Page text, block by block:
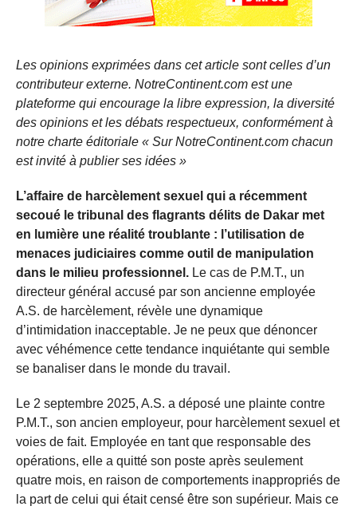
Les opinions exprimées dans cet article sont celles d’un
contributeur externe. NotreContinent.com est une
plateforme qui encourage la libre expression, la diversité
des opinions et les débats respectueux, conformément à
notre charte éditoriale « Sur NotreContinent.com chacun
est invité à publier ses idées »
L’affaire de harcèlement sexuel qui a récemment
secoué le tribunal des flagrants délits de Dakar met
en lumière une réalité troublante : l’utilisation de
menaces judiciaires comme outil de manipulation
dans le milieu professionnel. Le cas de P.M.T., un
directeur général accusé par son ancienne employée
A.S. de harcèlement, révèle une dynamique
d’intimidation inacceptable. Je ne peux que dénoncer
avec véhémence cette tendance inquiétante qui semble
se banaliser dans le monde du travail.
Le 2 septembre 2025, A.S. a déposé une plainte contre
P.M.T., son ancien employeur, pour harcèlement sexuel et
voies de fait. Employée en tant que responsable des
opérations, elle a quitté son poste après seulement
quatre mois, en raison de comportements inappropriés de
la part de celui qui était censé être son supérieur. Mais ce